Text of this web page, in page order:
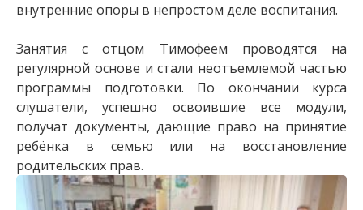
внутренние опоры в непростом деле воспитания.
Занятия с отцом Тимофеем проводятся на
регулярной основе и стали неотъемлемой частью
программы подготовки. По окончании курса
слушатели, успешно освоившие все модули,
получат документы, дающие право на принятие
ребёнка в семью или на восстановление
родительских прав.